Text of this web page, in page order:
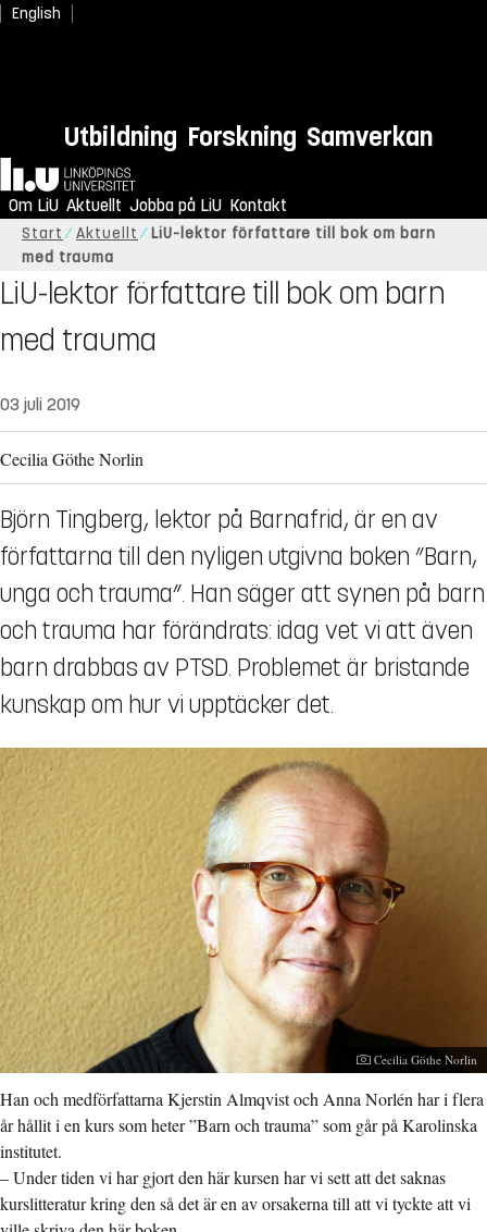
English
Utbildning Forskning Samverkan
Hem
Om LiU Aktuellt Jobba på LiU Kontakt
Start Aktuellt
LiU-lektor författare till bok om barn
med trauma
LiU-lektor författare till bok om barn
med trauma
03 juli 2019
Cecilia Göthe Norlin
Björn Tingberg, lektor på Barnafrid, är en av
författarna till den nyligen utgivna boken ”Barn,
unga och trauma”. Han säger att synen på barn
och trauma har förändrats: idag vet vi att även
barn drabbas av PTSD. Problemet är bristande
kunskap om hur vi upptäcker det.
Fotograf:
Cecilia Göthe Norlin
Han och medförfattarna Kjerstin Almqvist och Anna Norlén har i flera
år hållit i en kurs som heter ”Barn och trauma” som går på Karolinska
institutet.
– Under tiden vi har gjort den här kursen har vi sett att det saknas
kurslitteratur kring den så det är en av orsakerna till att vi tyckte att vi